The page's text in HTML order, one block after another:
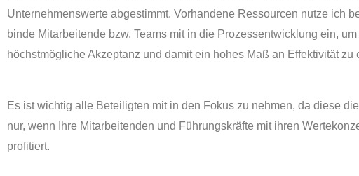
Unternehmenswerte abgestimmt. Vorhandene Ressourcen nutze ich
binde Mitarbeitende bzw. Teams mit in die Prozessentwicklung ein, um
höchstmögliche Akzeptanz und damit ein hohes Maß an Effektivität zu
Es ist wichtig alle Beteiligten mit in den Fokus zu nehmen, da diese
nur, wenn Ihre Mitarbeitenden und Führungskräfte mit ihren
profitiert.